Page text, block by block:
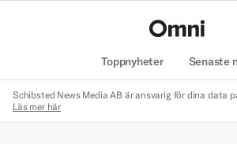
Toppnyheter Senaste
Schibsted News Media AB är ansvarig för dina data
Läs mer här